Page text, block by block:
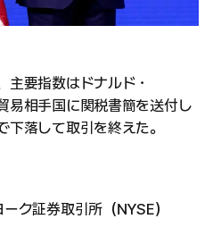
主要指数はドナルド・
易相手国に関税書簡を送付し
落して取引を終えた。
ク証券取引所（NYSE）